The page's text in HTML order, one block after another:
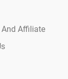
Affiliate